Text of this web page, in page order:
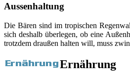
Aussenhaltung
Die Bären sind im tropischen
sich deshalb überlegen, ob eine
trotzdem draußen halten will, muss
Ernährung